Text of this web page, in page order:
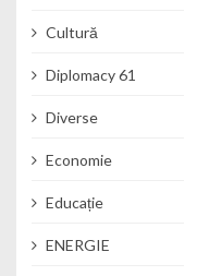
Cultură
Diplomacy 61
Diverse
Economie
Educație
ENERGIE